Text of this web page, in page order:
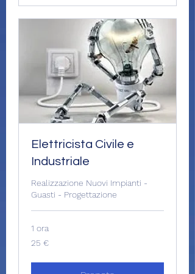
Elettricista Civile e
Industriale
Realizzazione Nuovi Impianti -
Guasti - Progettazione
1 ora
euro
25 €